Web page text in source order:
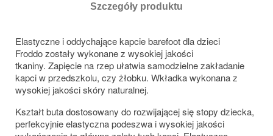
Szczegóły produktu
Elastyczne i oddychające kapcie barefoot dla dzieci
Froddo zostały wykonane z wysokiej jakości
tkaniny. Zapięcie na rzep ułatwia samodzielne zakładanie
kapci w przedszkolu, czy żłobku. Wkładka wykonana z
wysokiej jakości skóry naturalnej.
Kształt buta dostosowany do rozwijającej się stopy dziecka,
perfekcyjnie elastyczna podeszwa i wysokiej jakości